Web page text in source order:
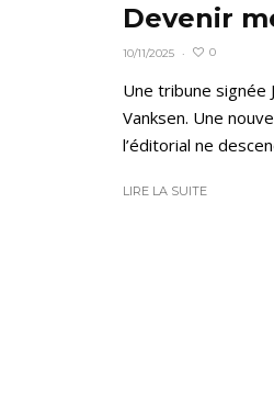
Devenir
10/11/2025 · 0
Une tribune signée
Vanksen. Une
l’éditorial ne
LIRE LA SUITE